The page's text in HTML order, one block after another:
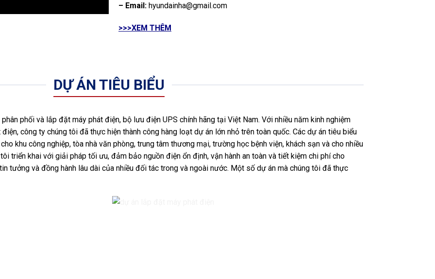
– Email: hyundainha@gmail.com
>>>XEM THÊM
DỰ ÁN TIÊU BIỂU
phối và lắp đặt máy phát điện, bộ lưu điện UPS chính hãng tại Việt Nam. Với nhiều năm kinh nghiệm
công ty chúng tôi đã thực hiện thành công hàng loạt dự án lớn nhỏ trên toàn quốc. Các dự án tiêu biểu
khu công nghiệp, tòa nhà văn phòng, trung tâm thương mại, trường học bệnh viện, khách sạn và cho nhiều
triển khai với giải pháp tối ưu, đảm bảo nguồn điện ổn định, vận hành an toàn và tiết kiệm chi phí cho
tưởng và đồng hành lâu dài của nhiều đối tác trong và ngoài nước. Một số dự án mà chúng tôi đã thực